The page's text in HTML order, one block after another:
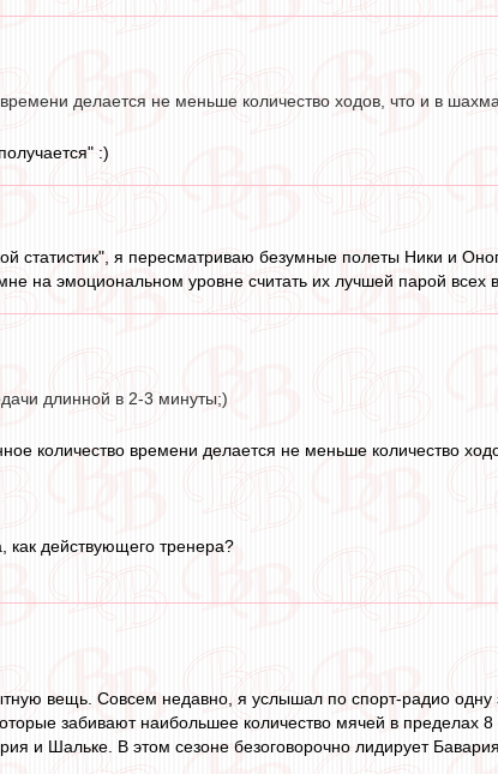
делается не меньше количество ходов, что и в
:)
статистик", я пересматриваю безумные полеты Ники и
на эмоциональном уровне считать их лучшей парой всех
длинной в 2-3 минуты;)
количество времени делается не меньше количество
как действующего тренера?
вещь. Совсем недавно, я услышал по спорт-радио одну
забивают наибольшее количество мячей в пределах
и Шальке. В этом сезоне безоговорочно лидирует Бавария